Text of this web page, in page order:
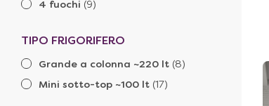
4 fuochi (9)
TIPO FRIGORIFERO
Grande a colonna ~220 lt (8)
Mini sotto-top ~100 lt (17)